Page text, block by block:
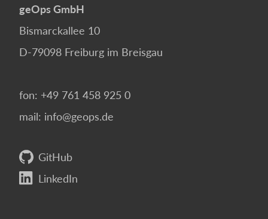
geOps GmbH
Bismarckallee 10
D-79098 Freiburg im Breisgau
fon: +49 761 458 925 0
mail: info@geops.de
GitHub
LinkedIn